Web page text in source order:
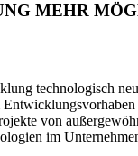
MEHR
technologisch
von
im